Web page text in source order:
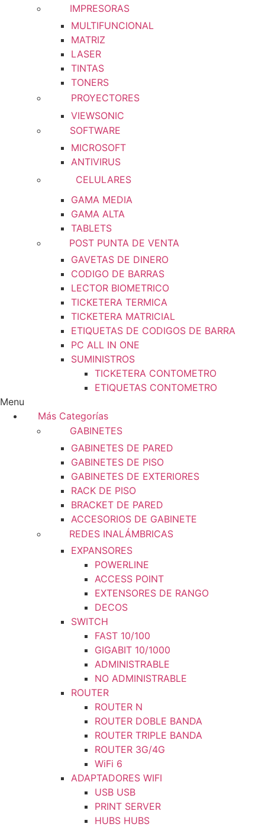
IMPRESORAS
MULTIFUNCIONAL
MATRIZ
LASER
TINTAS
TONERS
PROYECTORES
VIEWSONIC
SOFTWARE
MICROSOFT
ANTIVIRUS
CELULARES
GAMA MEDIA
GAMA ALTA
TABLETS
POST PUNTA DE VENTA
GAVETAS DE DINERO
CODIGO DE BARRAS
LECTOR BIOMETRICO
TICKETERA TERMICA
TICKETERA MATRICIAL
ETIQUETAS DE CODIGOS DE BARRA
PC ALL IN ONE
SUMINISTROS
TICKETERA CONTOMETRO
ETIQUETAS CONTOMETRO
Menu
Más Categorías
GABINETES
GABINETES DE PARED
GABINETES DE PISO
GABINETES DE EXTERIORES
RACK DE PISO
BRACKET DE PARED
ACCESORIOS DE GABINETE
REDES INALÁMBRICAS
EXPANSORES
POWERLINE
ACCESS POINT
EXTENSORES DE RANGO
DECOS
SWITCH
FAST 10/100
GIGABIT 10/1000
ADMINISTRABLE
NO ADMINISTRABLE
ROUTER
ROUTER N
ROUTER DOBLE BANDA
ROUTER TRIPLE BANDA
ROUTER 3G/4G
WiFi 6
ADAPTADORES WIFI
USB USB
PRINT SERVER
HUBS HUBS